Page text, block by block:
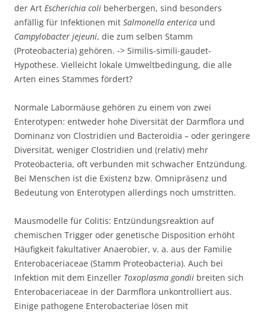
der Art Escherichia coli beherbergen, sind besonders
anfällig für Infektionen mit Salmonella enterica und
Campylobacter jejeuni, die zum selben Stamm
(Proteobacteria) gehören. -> Similis-simili-gaudet-
Hypothese. Vielleicht lokale Umweltbedingung, die alle
Arten eines Stammes fördert?
Normale Labormäuse gehören zu einem von zwei
Enterotypen: entweder hohe Diversität der Darmflora und
Dominanz von Clostridien und Bacteroidia – oder geringere
Diversität, weniger Clostridien und (relativ) mehr
Proteobacteria, oft verbunden mit schwacher Entzündung.
Bei Menschen ist die Existenz bzw. Omnipräsenz und
Bedeutung von Enterotypen allerdings noch umstritten.
Mausmodelle für Colitis: Entzündungsreaktion auf
chemischen Trigger oder genetische Disposition erhöht
Häufigkeit fakultativer Anaerobier, v. a. aus der Familie
Enterobaceriaceae (Stamm Proteobacteria). Auch bei
Infektion mit dem Einzeller Toxoplasma gondii breiten sich
Enterobaceriaceae in der Darmflora unkontrolliert aus.
Einige pathogene Enterobacteriae lösen mit